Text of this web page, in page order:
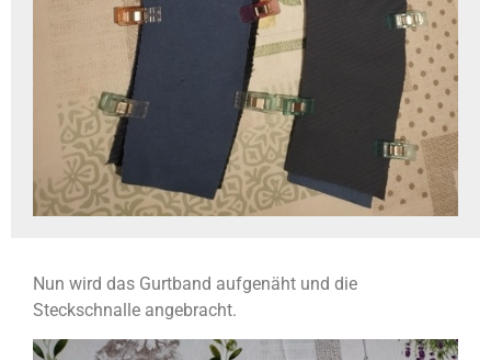
Nun wird das Gurtband aufgenäht und die
Steckschnalle angebracht.